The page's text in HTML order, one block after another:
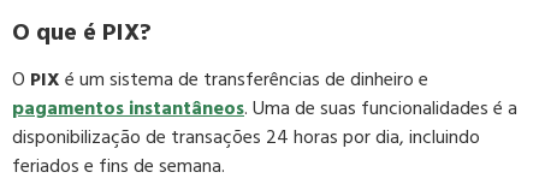
O que é PIX?
O PIXé um sistema de transferências de dinheiro e
pagamentos instantâneos. Uma de suas funcionalidades é a
disponibilização de transações 24 horas por dia, incluindo
feriados e fins de semana.